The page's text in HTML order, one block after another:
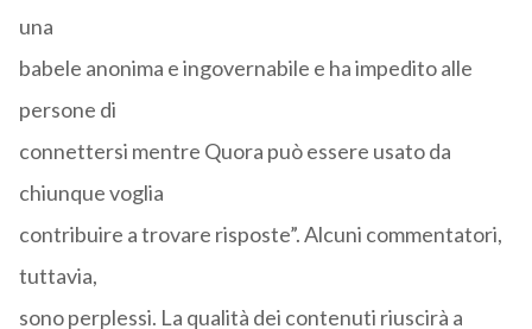
una
babele anonima e ingovernabile e ha impedito alle
persone di
connettersi mentre Quora può essere usato da
chiunque voglia
contribuire a trovare risposte”. Alcuni commentatori,
tuttavia,
sono perplessi. La qualità dei contenuti riuscirà a